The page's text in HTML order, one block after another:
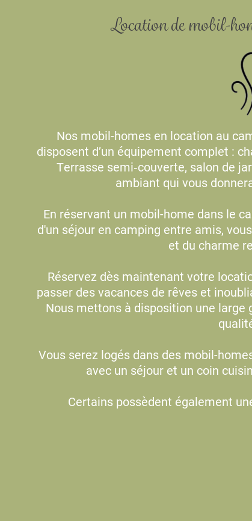
Location de mobil-
Nos mobil-homes en location au
disposent d’un équipement complet :
Terrasse semi‑couverte, salon de
ambiant qui vous
En réservant un mobil-home dans le
d'un séjour en camping entre amis,
et du charme
Réservez dès maintenant votre
passer des vacances de rêves et
Nous mettons à disposition une
Vous serez logés dans des mobil-
avec un séjour et un coin
Certains possèdent également